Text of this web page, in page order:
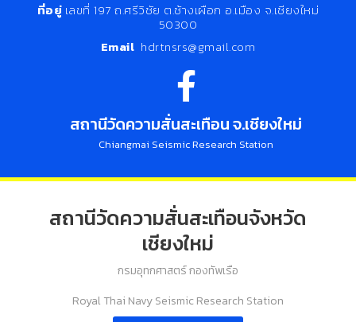
ที่อยู่ เลขที่ 197 ถ.ศรีวิชัย ต.ช้างเผือก อ.เมือง จ.เชียงใหม่
50300
Email hdrtnsrs@gmail.com
สถานีวัดความสั่นสะเทือน จ.เชียงใหม่
Chiangmai Seismic Research Station
สถานีวัดความสั่นสะเทือนจังหวัด
เชียงใหม่
กรมอุทกศาสตร์ กองทัพเรือ
Royal Thai Navy Seismic Research Station